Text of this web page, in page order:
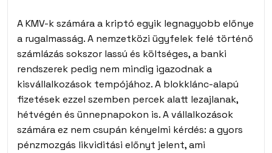
A KMV-k számára a kriptó egyik legnagyobb előnye
a rugalmasság. A nemzetközi ügyfelek felé történő
számlázás sokszor lassú és költséges, a banki
rendszerek pedig nem mindig igazodnak a
kisvállalkozások tempójához. A blokklánc-alapú
fizetések ezzel szemben percek alatt lezajlanak,
hétvégén és ünnepnapokon is. A vállalkozások
számára ez nem csupán kényelmi kérdés: a gyors
pénzmozgás likviditási előnyt jelent, ami